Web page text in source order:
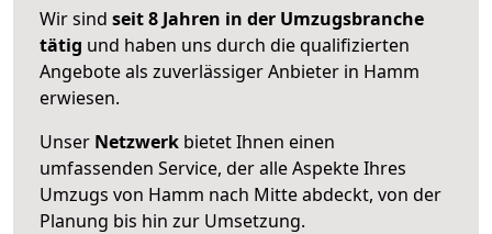
Wir sind seit 8 Jahren in der Umzugsbranche
tätig und haben uns durch die qualifizierten
Angebote als zuverlässiger Anbieter in Hamm
erwiesen.
Unser Netzwerk bietet Ihnen einen
umfassenden Service, der alle Aspekte Ihres
Umzugs von Hamm nach Mitte abdeckt, von der
Planung bis hin zur Umsetzung.